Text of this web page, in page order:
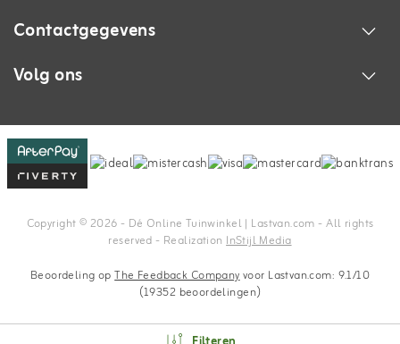
Contactgegevens
Volg ons
Copyright © 2026 - Dé Online Tuinwinkel | Lastvan.com‎ - All rights
reserved - RealizationInStijl Media
Beoordeling opThe Feedback Companyvoor Lastvan.com: 9.1/10
(19352 beoordelingen)